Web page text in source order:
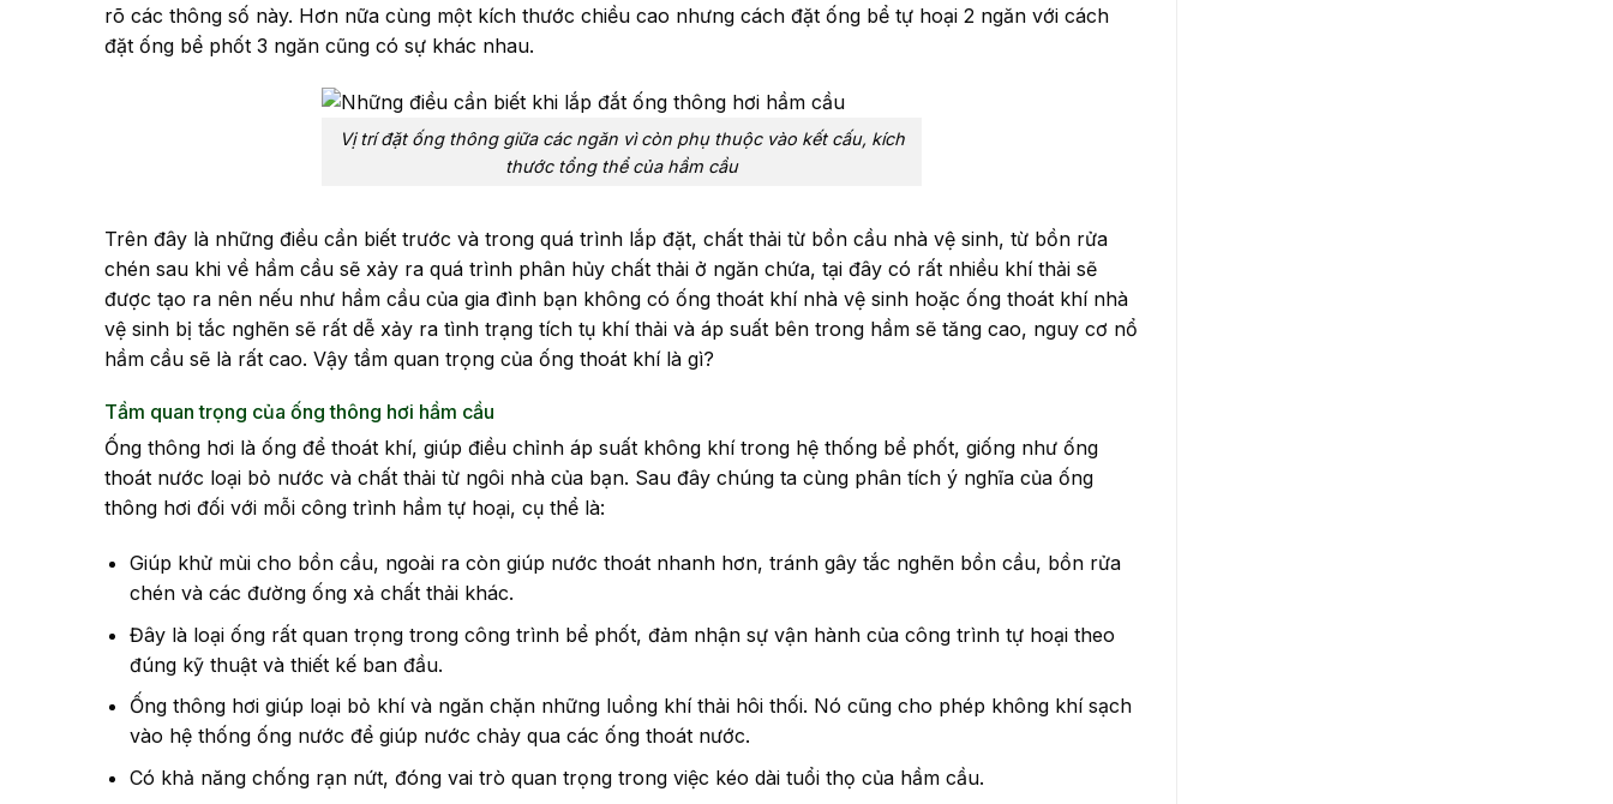
rõ các thông số này. Hơn nữa cùng một kích thước chiều cao nhưng cách đặt ống bể tự hoại 2 ngăn với cách
đặt ống bể phốt 3 ngăn cũng có sự khác nhau.
Vị trí đặt ống thông giữa các ngăn vì còn phụ thuộc vào kết cấu, kích
thước tổng thể của hầm cầu
Trên đây là những điều cần biết trước và trong quá trình lắp đặt, chất thải từ bồn cầu nhà vệ sinh, từ bồn rửa
chén sau khi về hầm cầu sẽ xảy ra quá trình phân hủy chất thải ở ngăn chứa, tại đây có rất nhiều khí thải sẽ
được tạo ra nên nếu như hầm cầu của gia đình bạn không có ống thoát khí nhà vệ sinh hoặc ống thoát khí nhà
vệ sinh bị tắc nghẽn sẽ rất dễ xảy ra tình trạng tích tụ khí thải và áp suất bên trong hầm sẽ tăng cao, nguy cơ nổ
hầm cầu sẽ là rất cao. Vậy tầm quan trọng của ống thoát khí là gì?
Tầm quan trọng của ống thông hơi hầm cầu
Ống thông hơi là ống để thoát khí, giúp điều chỉnh áp suất không khí trong hệ thống bể phốt, giống như ống
thoát nước loại bỏ nước và chất thải từ ngôi nhà của bạn. Sau đây chúng ta cùng phân tích ý nghĩa của ống
thông hơi đối với mỗi công trình hầm tự hoại, cụ thể là:
Giúp khử mùi cho bồn cầu, ngoài ra còn giúp nước thoát nhanh hơn, tránh gây tắc nghẽn bồn cầu, bồn rửa
chén và các đường ống xả chất thải khác.
Đây là loại ống rất quan trọng trong công trình bể phốt, đảm nhận sự vận hành của công trình tự hoại theo
đúng kỹ thuật và thiết kế ban đầu.
Ống thông hơi giúp loại bỏ khí và ngăn chặn những luồng khí thải hôi thối. Nó cũng cho phép không khí sạch
vào hệ thống ống nước để giúp nước chảy qua các ống thoát nước.
Có khả năng chống rạn nứt, đóng vai trò quan trọng trong việc kéo dài tuổi thọ của hầm cầu.